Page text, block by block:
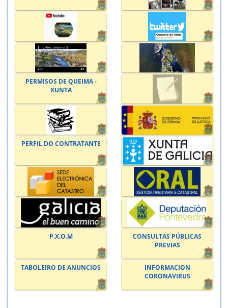
PERMISOS DE QUEIMA -
XUNTA
PERFIL DO CONTRATANTE
P.X.O.M
CONSULTAS PÚBLICAS
PREVIAS
TABOLEIRO DE ANUNCIOS
INFORMACION
CORONAVIRUS